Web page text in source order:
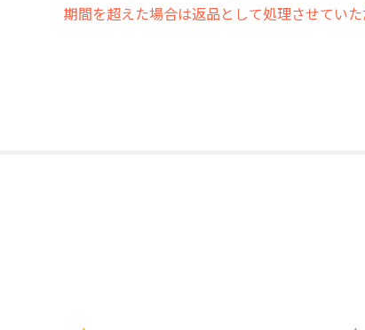
期間を超えた場合は返品として処理させてい